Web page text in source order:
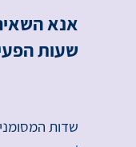
אנא השאירו
שעות
שדות